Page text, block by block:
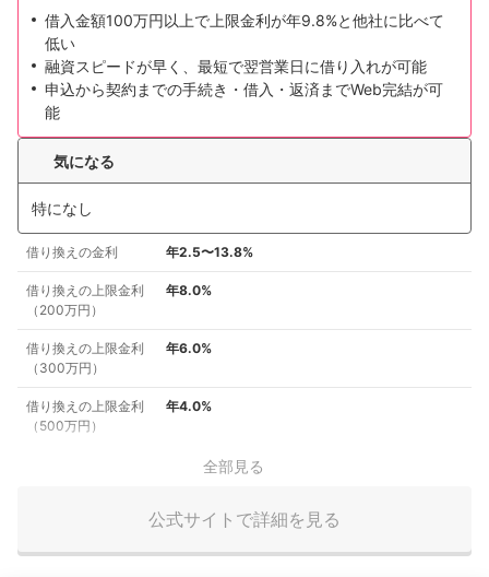
借入金額100万円以上で上限金利が年9.8%と他社に比べて
低い
融資スピードが早く、最短で翌営業日に借り入れが可能
申込から契約までの手続き・借入・返済までWeb完結が可
能
気になる
特になし
借り換えの金利 年2.5〜13.8%
借り換えの上限金利
（200万円）
年8.0%
借り換えの上限金利
（300万円）
年6.0%
借り換えの上限金利
（500万円）
年4.0%
全部見る
公式サイトで詳細を見る